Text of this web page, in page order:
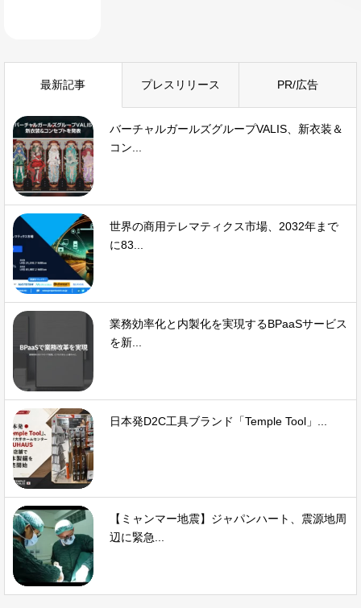
最新記事 プレスリリース PR/広告
バーチャルガールズグループVALIS、新衣装＆
コン...
世界の商用テレマティクス市場、2032年まで
に83...
業務効率化と内製化を実現するBPaaSサービス
を新...
日本発D2C工具ブランド「Temple Tool」...
【ミャンマー地震】ジャパンハート、震源地周
辺に緊急...